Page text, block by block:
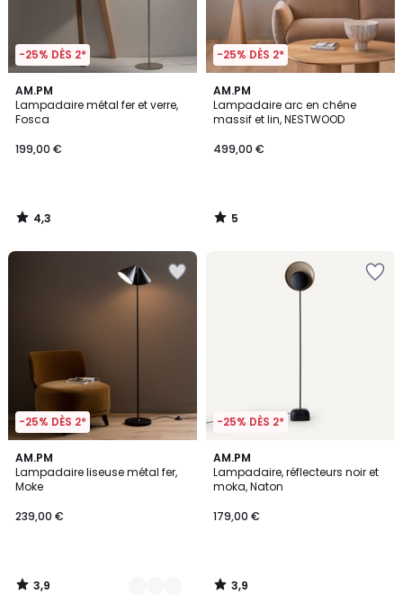
-25% DÈS 2*
AM.PM
Lampadaire métal fer et verre,
Fosca
199,00 €
4,3
/ 5
4,3
/
-25% DÈS 2*
AM.PM
Lampadaire arc en chêne
massif et lin, NESTWOOD
499,00 €
5
/
5
5
/
-25% DÈS 2*
AM.PM
Lampadaire liseuse métal fer,
Moke
239,00 €
3,9
/ 5
2
Couleurs
3,9
/
-25% DÈS 2*
AM.PM
Lampadaire, réflecteurs noir et
moka, Naton
179,00 €
3,9
/ 5
3,9
/